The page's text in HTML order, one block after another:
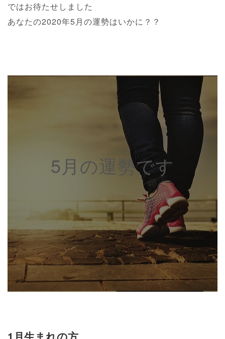
ではお待たせしました
あなたの2020年5月の運勢はいかに？？
5月の運勢です